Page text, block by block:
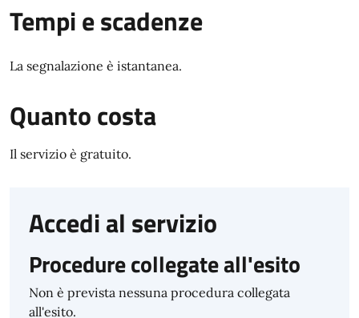
Tempi e scadenze
La segnalazione è istantanea.
Quanto costa
Il servizio è gratuito.
Accedi al servizio
Procedure collegate all'esito
Non è prevista nessuna procedura collegata
all'esito.